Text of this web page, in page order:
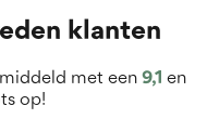
klanten
met een 9,1 en
op!